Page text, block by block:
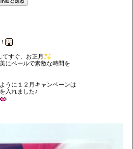
てすぐ、お正月
にベールで素敵な時間を
うに１２月キャンペーンは
入れました♪